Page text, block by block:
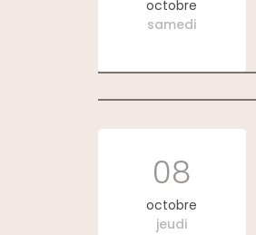
octobre
samedi
08
octobre
jeudi